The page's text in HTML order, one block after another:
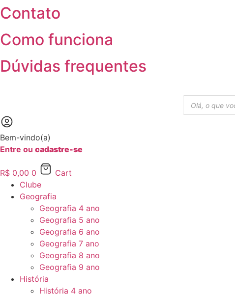
Ir
para
o
conteúdo
Contato
Como funciona
Dúvidas frequentes
Pesquisar
produtos
Bem-vindo(a)
Entre ou cadastre-se
R$ 0,00 0
Cart
Clube
Geografia
Geografia 4 ano
Geografia 5 ano
Geografia 6 ano
Geografia 7 ano
Geografia 8 ano
Geografia 9 ano
História
História 4 ano